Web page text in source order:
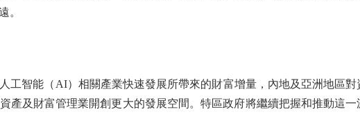
。
智能（AI）相關產業快速發展所帶來的財富增量，內地及亞洲地區對
產及財富管理業開創更大的發展空間。特區政府將繼續把握和推動這一